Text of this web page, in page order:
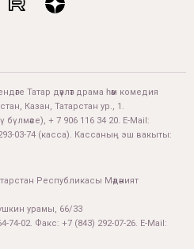
Татар дәүләт драма һәм комедия
Казан, Татарстан ур., 1.
бүлмәсе), + 7 906 116 34 20. E-Mail:
03-74 (касса). Кассаның эш вакыты:
Республикасы Мәдәният
урамы, 66/33
74-02. Факс: +7 (843) 292-07-26. E-Mail: